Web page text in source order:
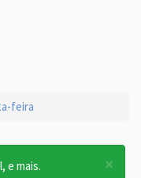
feira
×
e mais.